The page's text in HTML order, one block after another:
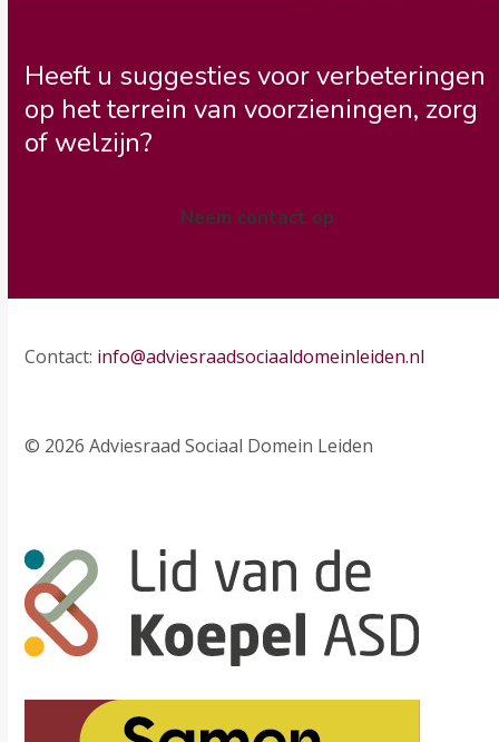
Heeft u suggesties voor verbeteringen
op het terrein van voorzieningen, zorg
of welzijn?
Neem contact op
Contact: info@adviesraadsociaaldomeinleiden.nl
© 2026 Adviesraad Sociaal Domein Leiden